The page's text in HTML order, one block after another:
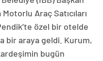
Araç Satıcıları
özel bir otelde
bir araya geldi. Kurum,
bugün